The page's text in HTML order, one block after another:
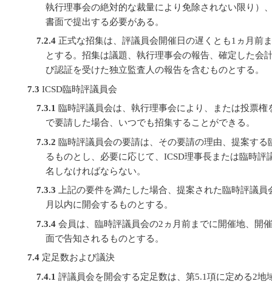
執行理事会の絶対的な裁量により免除されない限り）
書面で提出する必要がある。
7.2.4 正式な招集は、評議員会開催日の遅くとも1ヵ月前
とする。招集は議題、執行理事会の報告、確定した会
び認証を受けた独立監査人の報告を含むものとする。
7.3 ICSD臨時評議員会
7.3.1 臨時評議員会は、執行理事会により、または投票
で要請した場合、いつでも招集することができる。
7.3.2 臨時評議員会の要請は、その要請の理由、提案す
るものとし、必要に応じて、ICSD理事長または臨時評
名しなければならない。
7.3.3 上記の要件を満たした場合、提案された臨時評議
月以内に開会するものとする。
7.3.4 会員は、臨時評議員会の2ヵ月前までに開催地、開
面で告知されるものとする。
7.4 定足数および議決
7.4.1 評議員会を開会する定足数は、第5.1項に定める2地